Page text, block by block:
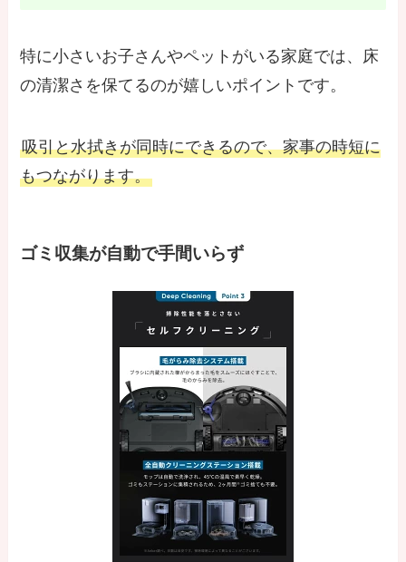
特に小さいお子さんやペットがいる家庭では、床
の清潔さを保てるのが嬉しいポイントです。
吸引と水拭きが同時にできるので、家事の時短に
もつながります。
ゴミ収集が自動で手間いらず